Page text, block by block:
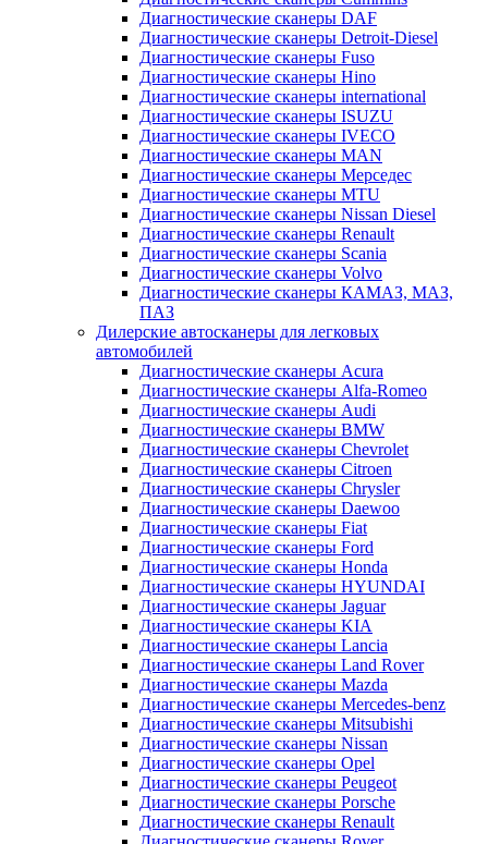
Диагностические сканеры DAF
Диагностические сканеры Detroit-Diesel
Диагностические сканеры Fuso
Диагностические сканеры Hino
Диагностические сканеры international
Диагностические сканеры ISUZU
Диагностические сканеры IVECO
Диагностические сканеры MAN
Диагностические сканеры Мерседес
Диагностические сканеры MTU
Диагностические сканеры Nissan Diesel
Диагностические сканеры Renault
Диагностические сканеры Scania
Диагностические сканеры Volvo
Диагностические сканеры КАМАЗ, МАЗ,
ПАЗ
Дилерские автосканеры для легковых
автомобилей
Диагностические сканеры Acura
Диагностические сканеры Alfa-Romeo
Диагностические сканеры Audi
Диагностические сканеры BMW
Диагностические сканеры Chevrolet
Диагностические сканеры Citroen
Диагностические сканеры Chrysler
Диагностические сканеры Daewoo
Диагностические сканеры Fiat
Диагностические сканеры Ford
Диагностические сканеры Honda
Диагностические сканеры HYUNDAI
Диагностические сканеры Jaguar
Диагностические сканеры KIA
Диагностические сканеры Lancia
Диагностические сканеры Land Rover
Диагностические сканеры Mazda
Диагностические сканеры Mercedes-benz
Диагностические сканеры Mitsubishi
Диагностические сканеры Nissan
Диагностические сканеры Opel
Диагностические сканеры Peugeot
Диагностические сканеры Porsche
Диагностические сканеры Renault